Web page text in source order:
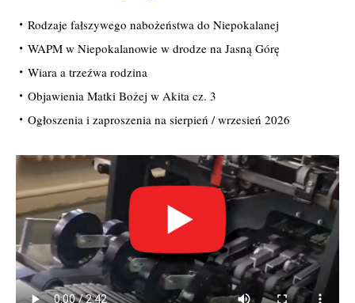
Rodzaje fałszywego nabożeństwa do Niepokalanej
WAPM w Niepokalanowie w drodze na Jasną Górę
Wiara a trzeźwa rodzina
Objawienia Matki Bożej w Akita cz. 3
Ogłoszenia i zaproszenia na sierpień / wrzesień 2026